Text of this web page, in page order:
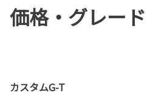
価格・グレード
カスタムG-T